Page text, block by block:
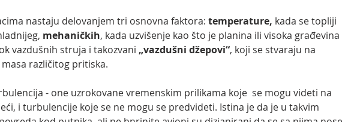
nastaju delovanjem tri osnovna faktora: temperature, kada se topliji
mehaničkih, kada uzvišenje kao što je planina ili visoka građevina
vazdušnih struja i takozvani „vazdušni džepovi“, koji se stvaraju na
različitog pritiska.
- one uzrokovane vremenskim prilikama koje  se mogu videti na
i turbulencije koje se ne mogu se predvideti. Istina je da je u takvim